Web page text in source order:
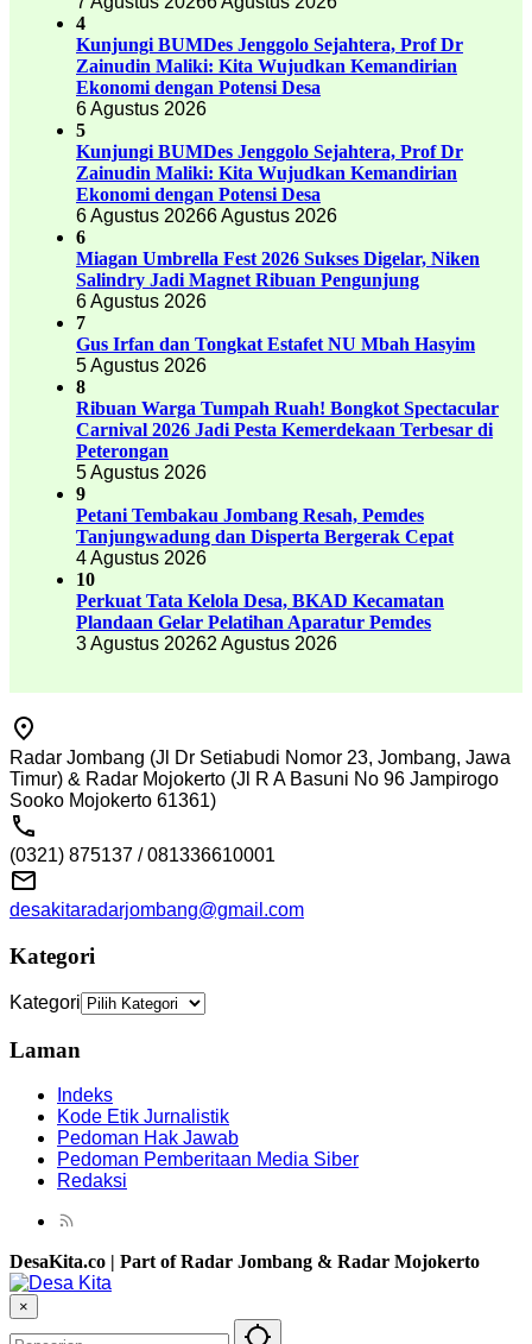
4
Kunjungi BUMDes Jenggolo Sejahtera, Prof Dr
Zainudin Maliki: Kita Wujudkan Kemandirian
Ekonomi dengan Potensi Desa
6 Agustus 2026
5
Kunjungi BUMDes Jenggolo Sejahtera, Prof Dr
Zainudin Maliki: Kita Wujudkan Kemandirian
Ekonomi dengan Potensi Desa
6 Agustus 20266 Agustus 2026
6
Miagan Umbrella Fest 2026 Sukses Digelar, Niken
Salindry Jadi Magnet Ribuan Pengunjung
6 Agustus 2026
7
Gus Irfan dan Tongkat Estafet NU Mbah Hasyim
5 Agustus 2026
8
Ribuan Warga Tumpah Ruah! Bongkot Spectacular
Carnival 2026 Jadi Pesta Kemerdekaan Terbesar di
Peterongan
5 Agustus 2026
9
Petani Tembakau Jombang Resah, Pemdes
Tanjungwadung dan Disperta Bergerak Cepat
4 Agustus 2026
10
Perkuat Tata Kelola Desa, BKAD Kecamatan
Plandaan Gelar Pelatihan Aparatur Pemdes
3 Agustus 20262 Agustus 2026
Radar Jombang (Jl Dr Setiabudi Nomor 23, Jombang, Jawa
Timur) & Radar Mojokerto (Jl R A Basuni No 96 Jampirogo
Sooko Mojokerto 61361)
(0321) 875137 / 081336610001
desakitaradarjombang@gmail.com
Kategori
Kategori
Laman
Indeks
Kode Etik Jurnalistik
Pedoman Hak Jawab
Pedoman Pemberitaan Media Siber
Redaksi
DesaKita.co | Part of Radar Jombang & Radar Mojokerto
×